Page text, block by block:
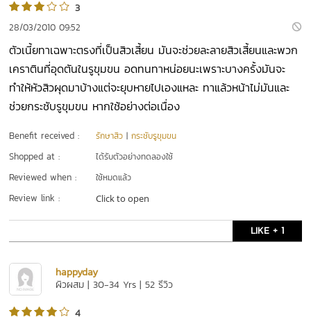
3
28/03/2010 09:52
ตัวเนี้ยทาเฉพาะตรงที่เป็นสิวเสี้ยน มันจะช่วยละลายสิวเสี้ยนและพวก
เคราตินที่อุดตันในรูขุมขน อดทนทาหน่อยนะเพราะบางครั้งมันจะ
ทำให้หัวสิวผุดมาบ้างแต่จะยุบหายไปเองแหละ ทาแล้วหน้าไม่มันและ
ช่วยกระชับรูขุมขน หากใช้อย่างต่อเนื่อง
Benefit received : รักษาสิว |กระชับรูขุมขน
Shopped at : ได้รับตัวอย่างทดลองใช้
Reviewed when : ใช้หมดแล้ว
Review link : Click to open
LIKE + 1
happyday
ผิวผสม | 30-34 Yrs | 52 รีวิว
4